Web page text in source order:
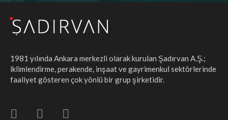
1981 yılında Ankara merkezli olarak kurulan Şadırvan A.Ş.;
iklimlendirme, perakende, inşaat ve gayrimenkul sektörlerinde
faaliyet gösteren çok yönlü bir grup şirketidir.